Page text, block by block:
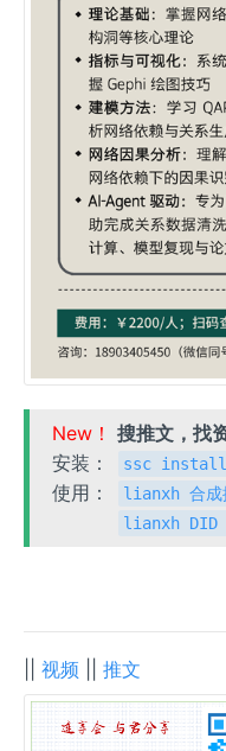
New！ 搜推文，找
安装：
ssc
使用：
lianxh 合成
lianxh DID
视频 推文